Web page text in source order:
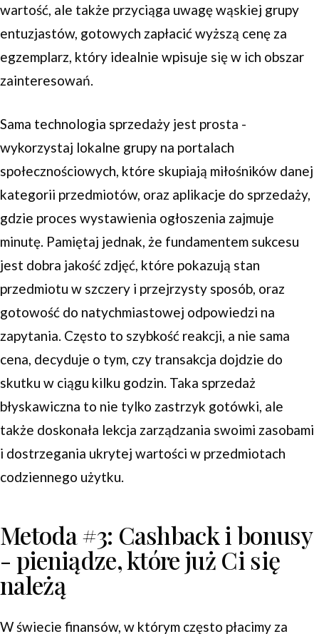
wartość, ale także przyciąga uwagę wąskiej grupy
entuzjastów, gotowych zapłacić wyższą cenę za
egzemplarz, który idealnie wpisuje się w ich obszar
zainteresowań.
Sama technologia sprzedaży jest prosta -
wykorzystaj lokalne grupy na portalach
społecznościowych, które skupiają miłośników danej
kategorii przedmiotów, oraz aplikacje do sprzedaży,
gdzie proces wystawienia ogłoszenia zajmuje
minutę. Pamiętaj jednak, że fundamentem sukcesu
jest dobra jakość zdjęć, które pokazują stan
przedmiotu w szczery i przejrzysty sposób, oraz
gotowość do natychmiastowej odpowiedzi na
zapytania. Często to szybkość reakcji, a nie sama
cena, decyduje o tym, czy transakcja dojdzie do
skutku w ciągu kilku godzin. Taka sprzedaż
błyskawiczna to nie tylko zastrzyk gotówki, ale
także doskonała lekcja zarządzania swoimi zasobami
i dostrzegania ukrytej wartości w przedmiotach
codziennego użytku.
Metoda #3: Cashback i bonusy
- pieniądze, które już Ci się
należą
W świecie finansów, w którym często płacimy za